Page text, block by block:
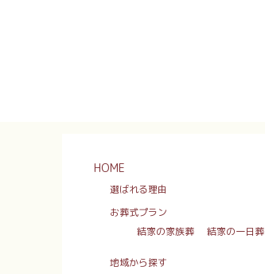
HOME
選ばれる理由
お葬式プラン
結家の家族葬
結家の一日葬
地域から探す